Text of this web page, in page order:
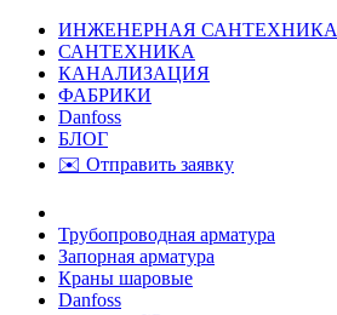
ИНЖЕНЕРНАЯ САНТЕХНИКА
САНТЕХНИКА
КАНАЛИЗАЦИЯ
ФАБРИКИ
Danfoss
БЛОГ
✉️ Отправить заявку
Трубопроводная арматура
Запорная арматура
Краны шаровые
Danfoss